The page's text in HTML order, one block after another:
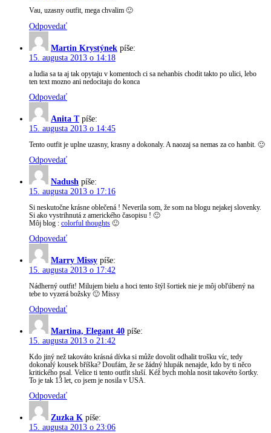
Vau, uzasny outfit, mega chvalim 🙂
Odpovedať
Martin Krystýnek píše:
15. augusta 2013 o 14:18
a ludia sa ta aj tak opytaju v komentoch ci sa nehanbis chodit takto po ulici, lebo
ten text mozno ani nedocitaju do konca
Odpovedať
Anita T píše:
15. augusta 2013 o 14:45
Tento outfit je uplne uzasny, krasny a dokonaly. A naozaj sa nemas za co hanbit. 🙂
Odpovedať
Nadush píše:
15. augusta 2013 o 17:16
Si neskutočne krásne oblečená ! Neverila som, že som na blogu nejakej slovenky.
Si ako vystrihnutá z amerického časopisu ! 🙂
Môj blog : colorful thoughts 🙂
Odpovedať
Marry Missy píše:
15. augusta 2013 o 17:42
Nádherný outfit! Milujem bielu a hoci tento štýl šortiek nie je môj obľúbený na
tebe to vyzerá božsky 🙂 Missy
Odpovedať
Martina, Elegant 40 píše:
15. augusta 2013 o 21:42
Kdo jiný než takováto krásná dívka si může dovolit odhalit trošku víc, tedy
dokonalý kousek bříška? Doufám, že se žádný hlupák nenajde, kdo by ti něco
kritického psal. Velice ti tento outfit sluší. Kéž bych mohla nosit takovéto šortky.
To je tak 13 let, co jsem je nosila v USA.
Odpovedať
Zuzka K píše:
15. augusta 2013 o 23:06